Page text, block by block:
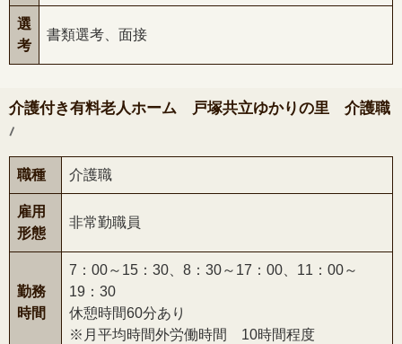
選
考
書類選考、面接
介護付き有料老人ホーム 戸塚共立ゆかりの里 介護職
/
職種 介護職
雇用
形態
非常勤職員
勤務
時間
7：00～15：30、8：30～17：00、11：00～
19：30
休憩時間60分あり
※月平均時間外労働時間 10時間程度